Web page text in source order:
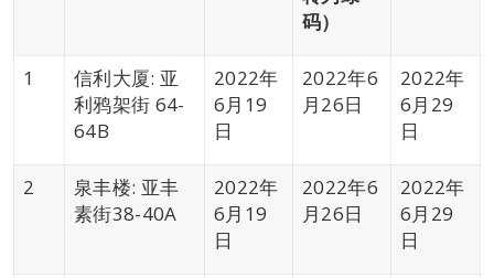
码）
1
信利大厦: 亚
利鸦架街 64-
64B
2022年
6月19
日
2022年6
月26日
2022年
6月29
日
2
泉丰楼: 亚丰
素街38-40A
2022年
6月19
日
2022年6
月26日
2022年
6月29
日